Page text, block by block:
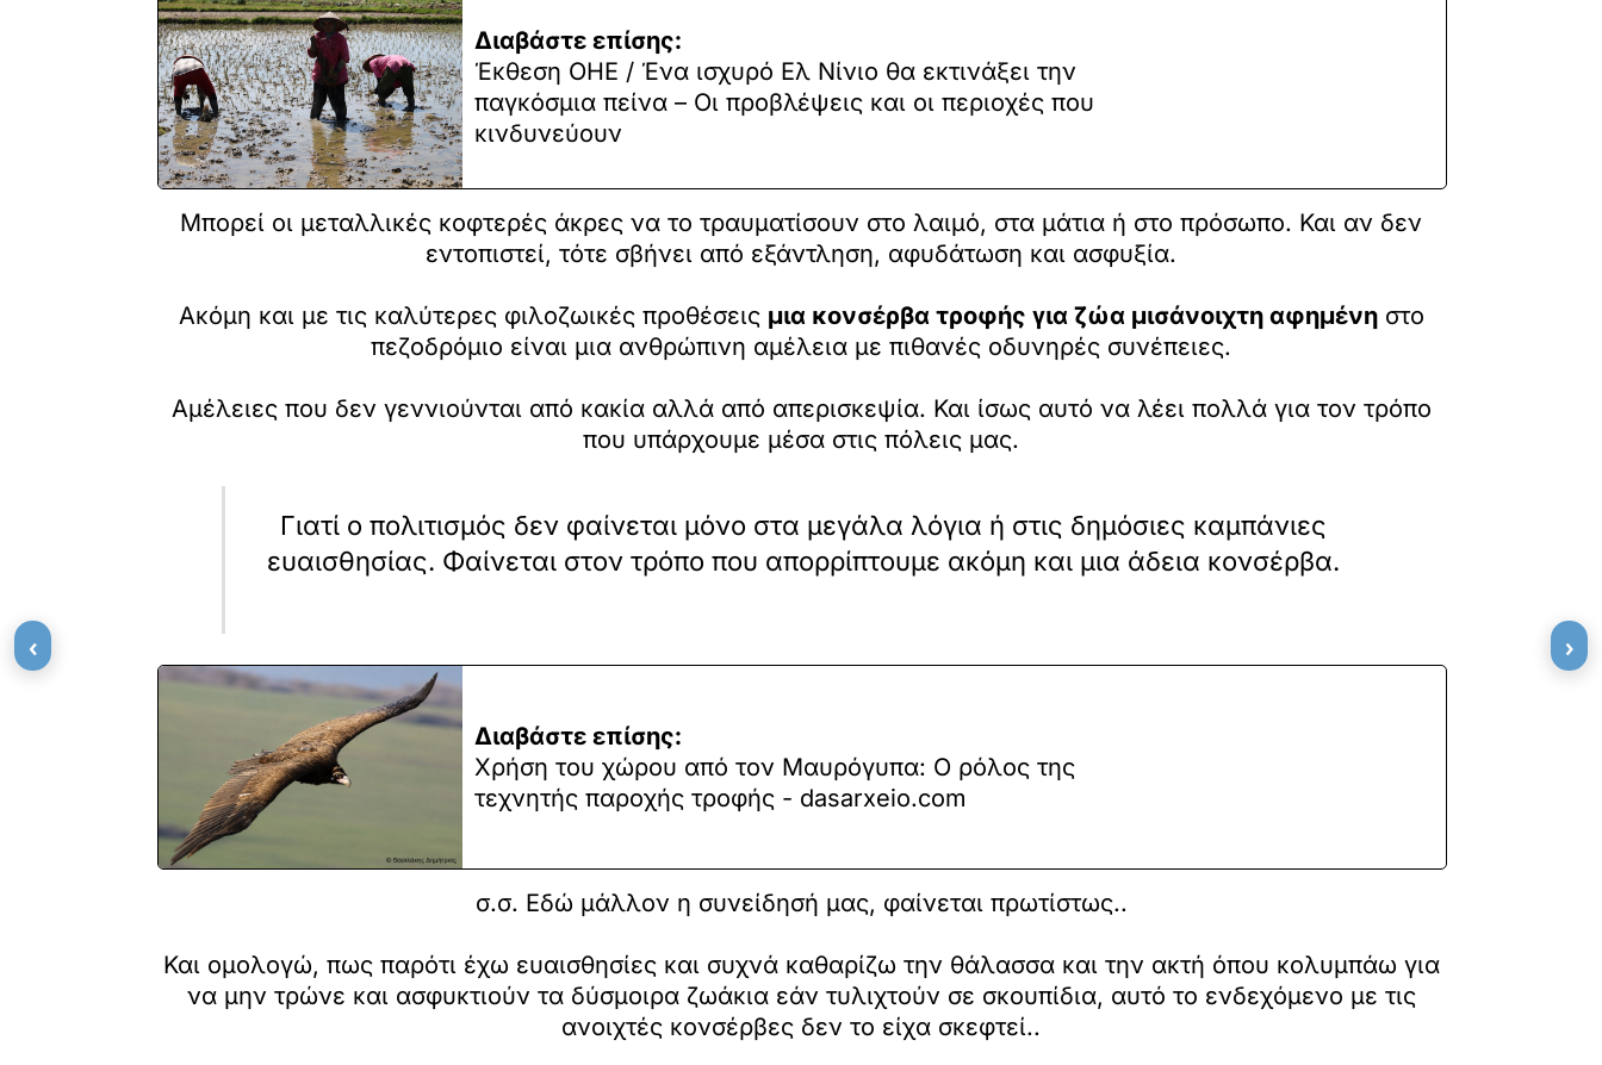
Διαβάστε επίσης:
Έκθεση ΟΗΕ / Ένα ισχυρό Ελ Νίνιο θα εκτινάξει την
παγκόσμια πείνα – Οι προβλέψεις και οι περιοχές που
κινδυνεύουν
Μπορεί οι μεταλλικές κοφτερές άκρες να το τραυματίσουν στο λαιμό, στα μάτια ή στο πρόσωπο. Και αν δεν
εντοπιστεί, τότε σβήνει από εξάντληση, αφυδάτωση και ασφυξία.
Ακόμη και με τις καλύτερες φιλοζωικές προθέσεις μια κονσέρβα τροφής για ζώα μισάνοιχτη αφημένηστο
πεζοδρόμιο είναι μια ανθρώπινη αμέλεια με πιθανές οδυνηρές συνέπειες.
Αμέλειες που δεν γεννιούνται από κακία αλλά από απερισκεψία. Και ίσως αυτό να λέει πολλά για τον τρόπο
που υπάρχουμε μέσα στις πόλεις μας.
Γιατί ο πολιτισμός δεν φαίνεται μόνο στα μεγάλα λόγια ή στις δημόσιες καμπάνιες
ευαισθησίας. Φαίνεται στον τρόπο που απορρίπτουμε ακόμη και μια άδεια κονσέρβα.
Διαβάστε επίσης:
Χρήση του χώρου από τον Μαυρόγυπα: Ο ρόλος της
τεχνητής παροχής τροφής - dasarxeio.com
σ.σ. Εδώ μάλλον η συνείδησή μας, φαίνεται πρωτίστως..
Και ομολογώ, πως παρότι έχω ευαισθησίες και συχνά καθαρίζω την θάλασσα και την ακτή όπου κολυμπάω για
να μην τρώνε και ασφυκτιούν τα δύσμοιρα ζωάκια εάν τυλιχτούν σε σκουπίδια, αυτό το ενδεχόμενο με τις
ανοιχτές κονσέρβες δεν το είχα σκεφτεί..
‹ ›